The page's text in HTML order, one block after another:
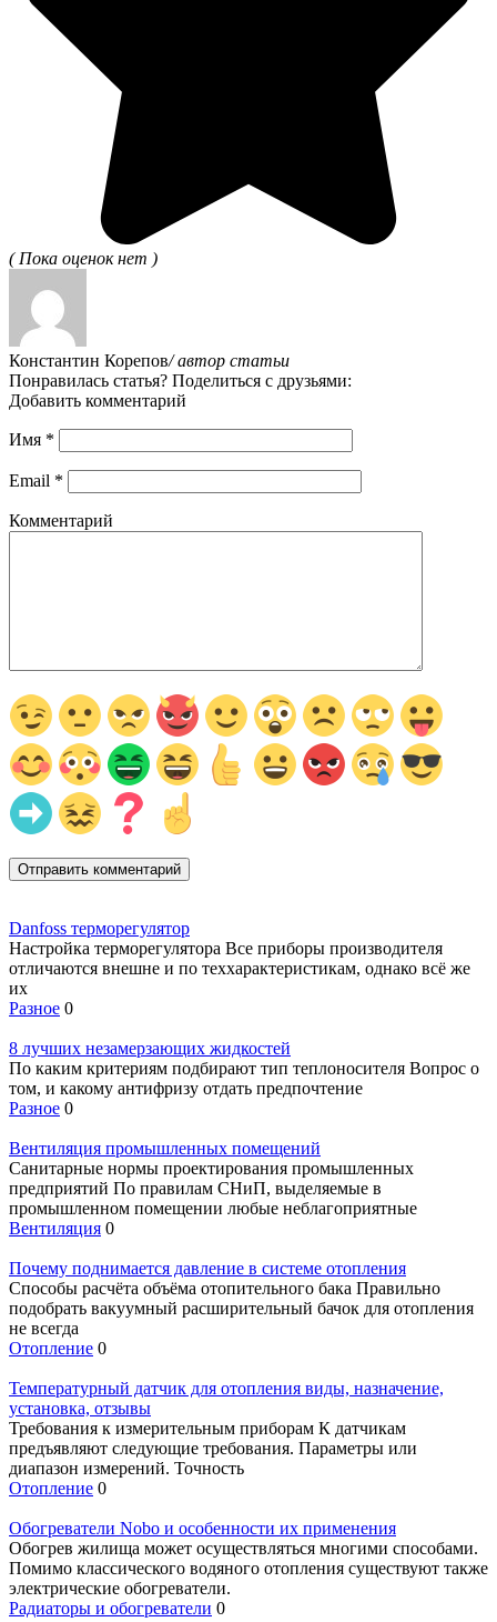
( Пока оценок нет )
Константин Корепов/ автор статьи
Понравилась статья? Поделиться с друзьями:
Добавить комментарий
Имя *
Email *
Комментарий
Danfoss терморегулятор
Настройка терморегулятора Все приборы производителя
отличаются внешне и по теххарактеристикам, однако всё же
их
Разное 0
8 лучших незамерзающих жидкостей
По каким критериям подбирают тип теплоносителя Вопрос о
том, и какому антифризу отдать предпочтение
Разное 0
Вентиляция промышленных помещений
Санитарные нормы проектирования промышленных
предприятий По правилам СНиП, выделяемые в
промышленном помещении любые неблагоприятные
Вентиляция 0
Почему поднимается давление в системе отопления
Способы расчёта объёма отопительного бака Правильно
подобрать вакуумный расширительный бачок для отопления
не всегда
Отопление 0
Температурный датчик для отопления виды, назначение,
установка, отзывы
Требования к измерительным приборам К датчикам
предъявляют следующие требования. Параметры или
диапазон измерений. Точность
Отопление 0
Обогреватели Nobo и особенности их применения
Обогрев жилища может осуществляться многими способами.
Помимо классического водяного отопления существуют также
электрические обогреватели.
Радиаторы и обогреватели 0